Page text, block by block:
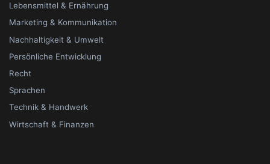
Lebensmittel & Ernährung
Marketing & Kommunikation
Nachhaltigkeit & Umwelt
Persönliche Entwicklung
Recht
Sprachen
Technik & Handwerk
Wirtschaft & Finanzen